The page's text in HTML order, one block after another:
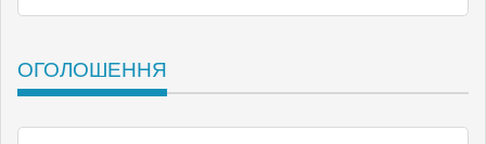
ОГОЛОШЕННЯ